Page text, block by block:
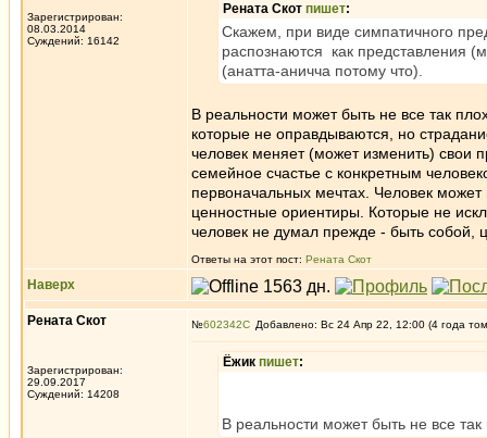
Зарегистрирован:
08.03.2014
Суждений: 16142
Рената Скот пишет:
Скажем, при виде симпатичного
распознаются как представления
(анатта-аничча потому что).
В реальности может быть не все так
которые не оправдываются, но
человек меняет (может изменить) свои
семейное счастье с конкретным
первоначальных мечтах. Человек
ценностные ориентиры. Которые не
человек не думал прежде - быть
Ответы на этот пост: Рената Скот
Наверх
Рената Скот
Зарегистрирован:
29.09.2017
Суждений: 14208
№602342 Добавлено: Вс 24 Апр 22, 12:00 (4 года
Ёжик пишет:
В реальности может быть не все так